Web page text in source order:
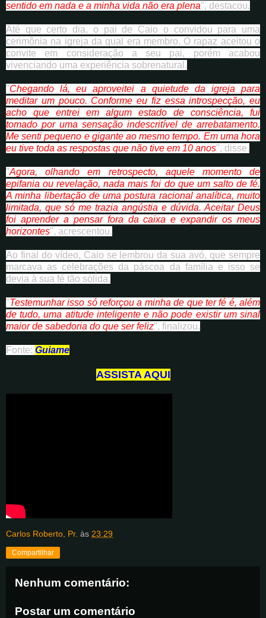
sentido em nada e a minha vida não era plena", destacou.
Até que certo dia, o pai de Caio o convidou para uma
cerimônia na igreja da qual era membro. O rapaz aceitou o
convite em consideração a seu pai, porém acabou
vivenciando uma experiência sobrenatural.
"Chegando lá, eu aproveitei a quietude da igreja para
meditar um pouco. Conforme eu fiz essa introspecção, eu
acho que entrei em algum estado de consciência, fui
tomado por uma sensação indescritível de arrebatamento.
Me senti pequeno e gigante ao mesmo tempo. Em uma hora
eu tive toda as respostas que não tive em 10 anos", disse.
"Agora, olhando em retrospecto, aquele momento de
epifania ou revelação, nada mais foi do que um salto de fé.
A minha libertação de uma postura racional analítica, muito
limitada, que só me trazia angústia e dúvida. Aceitar Deus
foi aprender a pensar fora da caixa e expandir os meus
horizontes", acrescentou.
Ao final do vídeo, Caio se lembrou da sua avó, que sempre
marcava as celebrações da páscoa da família e isso se
devia à sua fé tão sólida.
"Testemunhar isso só reforçou a minha de que ter fé é, além
de tudo, uma atitude inteligente e não pode existir um sinal
maior de sabedoria do que ser feliz", finalizou.
Fonte: Guiame
ASSISTA AQUI
Carlos Roberto, Pr. às 23:29
Compartilhar
Nenhum comentário:
Postar um comentário